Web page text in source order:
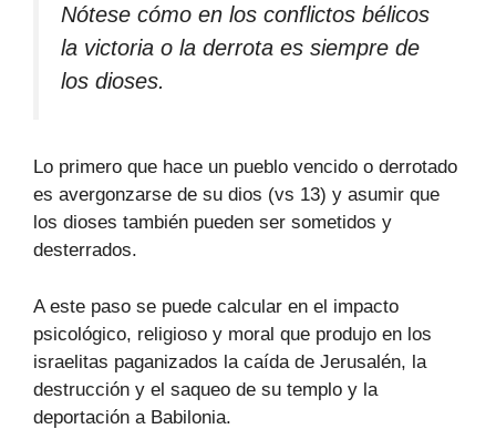
Nótese cómo en los conflictos bélicos
la victoria o la derrota es siempre de
los dioses.
Lo primero que hace un pueblo vencido o derrotado
es avergonzarse de su dios (vs 13) y asumir que
los dioses también pueden ser sometidos y
desterrados.
A este paso se puede calcular en el impacto
psicológico, religioso y moral que produjo en los
israelitas paganizados la caída de Jerusalén, la
destrucción y el saqueo de su templo y la
deportación a Babilonia.